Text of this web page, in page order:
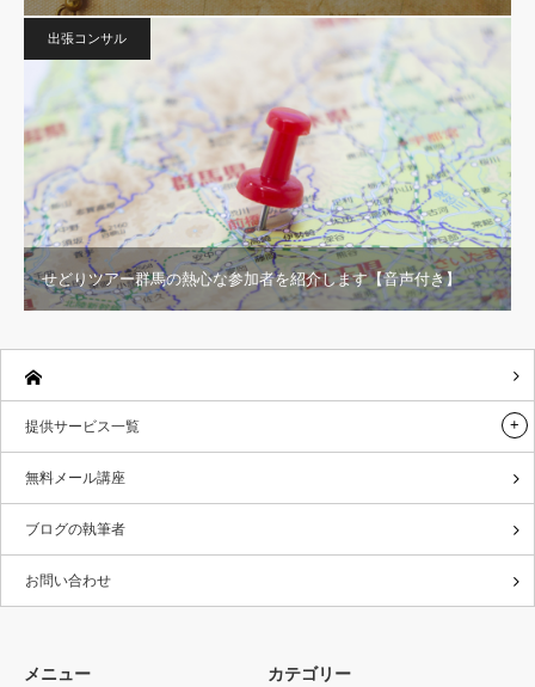
出張コンサル
せどりツアー群馬の熱心な参加者を紹介します【音声付き】
提供サービス一覧
無料メール講座
ブログの執筆者
お問い合わせ
メニュー カテゴリー